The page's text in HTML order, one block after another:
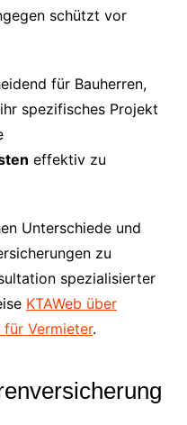
schützt vor
für Bauherren,
spezifisches Projekt
effektiv zu
Unterschiede und
zu
spezialisierter
KTAWeb über
für Vermieter.